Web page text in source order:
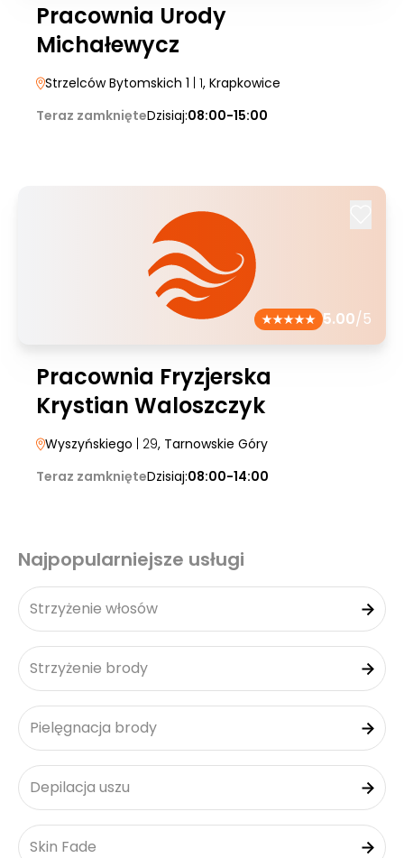
Pracownia Urody
Michałewycz
Strzelców Bytomskich 1 | 1, Krapkowice
Teraz zamknięteDzisiaj:08:00-15:00
5.00/5
Pracownia Fryzjerska
Krystian Waloszczyk
Wyszyńskiego | 29, Tarnowskie Góry
Teraz zamknięteDzisiaj:08:00-14:00
Najpopularniejsze usługi
Strzyżenie włosów
Strzyżenie brody
Pielęgnacja brody
Depilacja uszu
Skin Fade